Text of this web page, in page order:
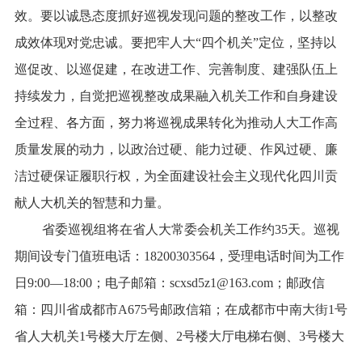
效。要以诚恳态度抓好巡视发现问题的整改工作，以整改
成效体现对党忠诚。要把牢人大“四个机关”定位，坚持以
巡促改、以巡促建，在改进工作、完善制度、建强队伍上
持续发力，自觉把巡视整改成果融入机关工作和自身建设
全过程、各方面，努力将巡视成果转化为推动人大工作高
质量发展的动力，以政治过硬、能力过硬、作风过硬、廉
洁过硬保证履职行权，为全面建设社会主义现代化四川贡
献人大机关的智慧和力量。
省委巡视组将在省人大常委会机关工作约35天。巡视
期间设专门值班电话：18200303564，受理电话时间为工作
日9:00—18:00；电子邮箱：scxsd5z1@163.com；邮政信
箱：四川省成都市A675号邮政信箱；在成都市中南大街1号
省人大机关1号楼大厅左侧、2号楼大厅电梯右侧、3号楼大